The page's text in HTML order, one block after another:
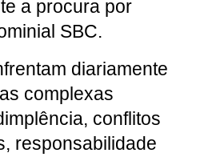
a procura por
SBC.
diariamente
complexas
conflitos
responsabilidade